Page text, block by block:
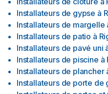
Installateurs de gypse à
Installateurs de margelle
Installateurs de patio à
Installateurs de pavé uni
Installateurs de piscine à
Installateurs de plancher
Installateurs de porte de